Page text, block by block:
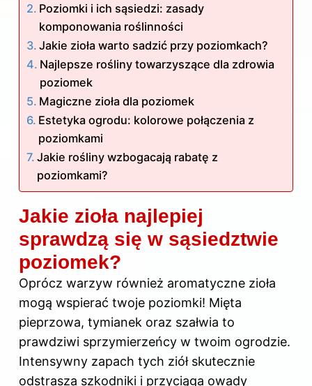
Poziomki i ich sąsiedzi: zasady
komponowania roślinności
Jakie zioła warto sadzić przy poziomkach?
Najlepsze rośliny towarzyszące dla zdrowia
poziomek
Magiczne zioła dla poziomek
Estetyka ogrodu: kolorowe połączenia z
poziomkami
Jakie rośliny wzbogacają rabatę z
poziomkami?
Jakie zioła najlepiej
sprawdzą się w sąsiedztwie
poziomek?
Oprócz warzyw również aromatyczne zioła
mogą wspierać twoje poziomki! Mięta
pieprzowa, tymianek oraz szałwia to
prawdziwi sprzymierzeńcy w twoim ogrodzie.
Intensywny zapach tych ziół skutecznie
odstrasza szkodniki i przyciąga owady